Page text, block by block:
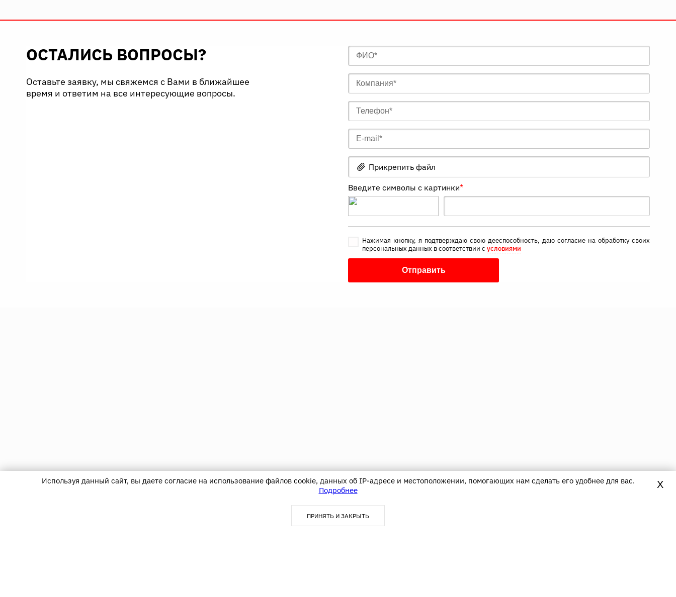
ОСТАЛИСЬ ВОПРОСЫ?
Оставьте заявку, мы свяжемся с Вами в ближайшее
время и ответим на все интересующие вопросы.
Прикрепить файл
Введите символы с картинки*
Нажимая кнопку, я подтверждаю свою дееспособность, даю согласие на обработку своих
персональных данных в соответствии с условиями
Используя данный сайт, вы даете согласие на использование файлов cookie, данных об IP-адресе и местоположении, помогающих нам сделать его удобнее для вас.
Подробнее
ПРИНЯТЬ И ЗАКРЫТЬ
X